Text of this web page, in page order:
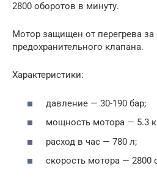
2800 оборотов в минуту.
Мотор защищен от перегрева за
предохранительного клапана.
Характеристики:
давление — 30-190 бар;
мощность мотора — 5.3
расход в час — 780 л;
скорость мотора — 2800